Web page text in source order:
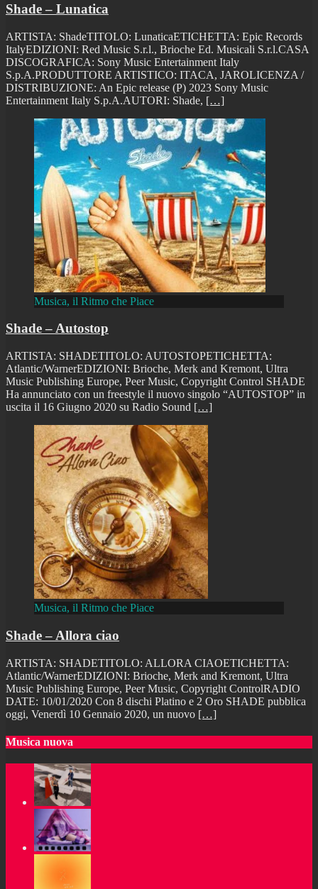
Shade – Lunatica
ARTISTA: ShadeTITOLO: LunaticaETICHETTA: Epic Records
ItalyEDIZIONI: Red Music S.r.l., Brioche Ed. Musicali S.r.l.CASA
DISCOGRAFICA: Sony Music Entertainment Italy
S.p.A.PRODUTTORE ARTISTICO: ITACA, JAROLICENZA /
DISTRIBUZIONE: An Epic release (P) 2023 Sony Music
Entertainment Italy S.p.A.AUTORI: Shade, […]
Musica, il Ritmo che Piace
Shade – Autostop
ARTISTA: SHADETITOLO: AUTOSTOPETICHETTA:
Atlantic/WarnerEDIZIONI: Brioche, Merk and Kremont, Ultra
Music Publishing Europe, Peer Music, Copyright Control SHADE
Ha annunciato con un freestyle il nuovo singolo “AUTOSTOP” in
uscita il 16 Giugno 2020 su Radio Sound […]
Musica, il Ritmo che Piace
Shade – Allora ciao
ARTISTA: SHADETITOLO: ALLORA CIAOETICHETTA:
Atlantic/WarnerEDIZIONI: Brioche, Merk and Kremont, Ultra
Music Publishing Europe, Peer Music, Copyright ControlRADIO
DATE: 10/01/2020 Con 8 dischi Platino e 2 Oro SHADE pubblica
oggi, Venerdì 10 Gennaio 2020, un nuovo […]
Musica nuova